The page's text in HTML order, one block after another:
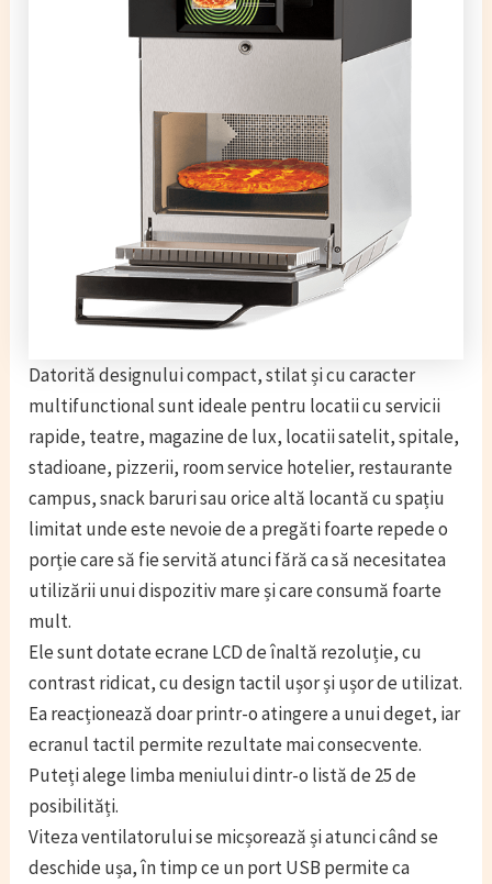
Datorită designului compact, stilat și cu caracter
multifunctional sunt ideale pentru locatii cu servicii
rapide, teatre, magazine de lux, locatii satelit, spitale,
stadioane, pizzerii, room service hotelier, restaurante
campus, snack baruri sau orice altă locantă cu spațiu
limitat unde este nevoie de a pregăti foarte repede o
porție care să fie servită atunci fără ca să necesitatea
utilizării unui dispozitiv mare și care consumă foarte
mult.
Ele sunt dotate ecrane LCD de înaltă rezoluție, cu
contrast ridicat, cu design tactil ușor și ușor de utilizat.
Ea reacționează doar printr-o atingere a unui deget, iar
ecranul tactil permite rezultate mai consecvente.
Puteți alege limba meniului dintr-o listă de 25 de
posibilități.
Viteza ventilatorului se micșorează și atunci când se
deschide ușa, în timp ce un port USB permite ca